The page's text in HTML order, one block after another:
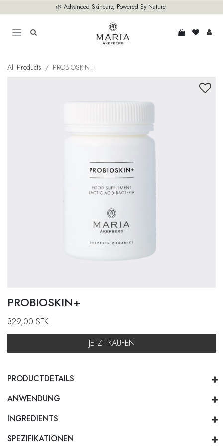
🌿 Advanced Skincare, Powered By Nature
All Products PROBIOSKIN+
PROBIOSKIN+
329,00 SEK
JETZT KAUFEN
PRODUCTDETAILS
ANWENDUNG
INGREDIENTS
SPEZIFIKATIONEN